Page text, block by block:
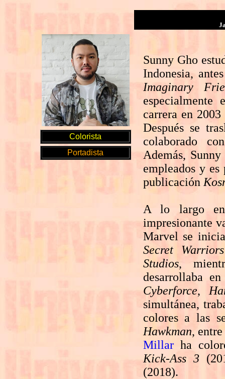
Colorista
Portadista
Sunny Gho
Indonesia,
Imaginary
especialmente
carrera en
Después se
colaborado
Además,
empleados y
publicación
A lo largo en
impresionante
Marvel se
Secret Warriors
Studios,
desarrollaba
Cyberforce,
simultánea,
colores a las
Hawkman,
Millarha
Kick-Ass 3
(2018).